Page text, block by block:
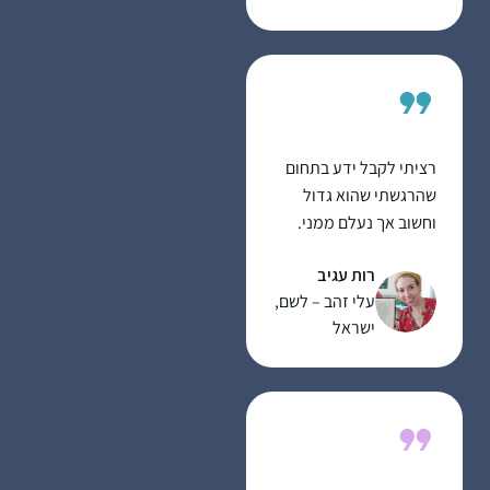
רציתי לקבל ידע בתחום
שהרגשתי שהוא גדול
וחשוב אך נעלם ממני.
וסיפוק ומעמיק את
תחושת השייכות שלי
לתורה וליהדות
רות עגיב
עלי זהב – לשם,
ישראל